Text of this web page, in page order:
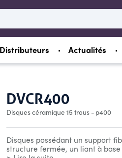
Distributeurs Actualités
DVCR400
Disques céramique 15 trous - p400
Disques possédant un support
structure fermée, un liant à base